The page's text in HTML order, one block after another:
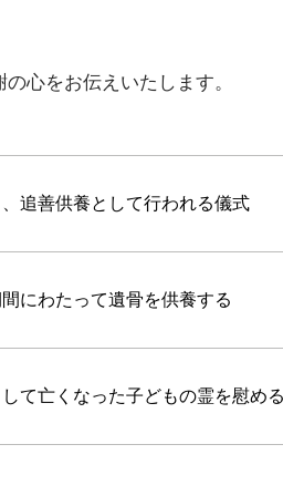
心をお伝えいたします。
追善供養として行われる儀式
にわたって遺骨を供養する
て亡くなった子どもの霊を慰め